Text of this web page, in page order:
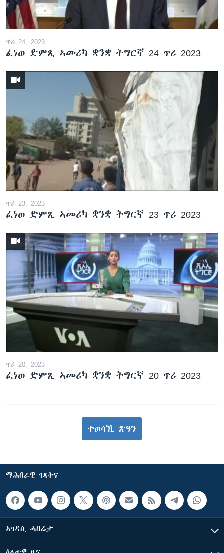
ጥሪ 24, 2023
ፈነወ ድምጺ ኣመሪካ ቋንቋ ትግርኛ 24 ጥሪ 2023
ጥሪ 23, 2023
ፈነወ ድምጺ ኣመሪካ ቋንቋ ትግርኛ 23 ጥሪ 2023
ጥሪ 20, 2023
ፈነወ ድምጺ ኣመሪካ ቋንቋ ትግርኛ 20 ጥሪ 2023
ተወሳኺ ጽዓን
ማሕበራዊ ገጻትና
ኣገዳሲ ሓበሬታ